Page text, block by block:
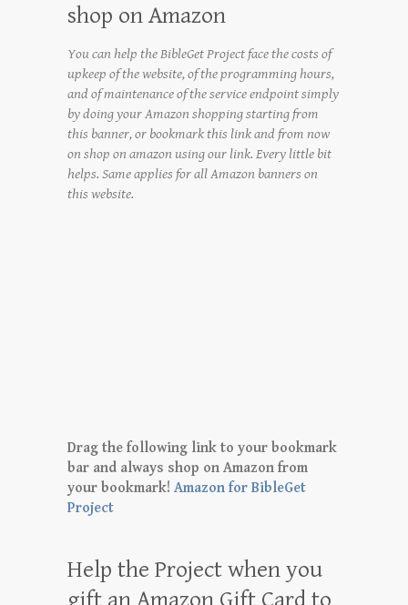
shop on Amazon
You can help the BibleGet Project face the costs of
upkeep of the website, of the programming hours,
and of maintenance of the service endpoint simply
by doing your Amazon shopping starting from
this banner, or bookmark this link and from now
on shop on amazon using our link. Every little bit
helps. Same applies for all Amazon banners on
this website.
Drag the following link to your bookmark
bar and always shop on Amazon from
your bookmark! Amazon for BibleGet
Project
Help the Project when you
gift an Amazon Gift Card to